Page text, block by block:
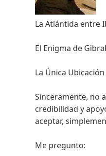
La Atlántida entre
El Enigma de
La Única
Sinceramente, no
credibilidad y
aceptar,
Me pregunto: